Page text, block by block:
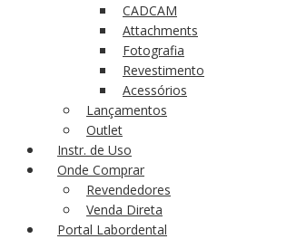
CADCAM
Attachments
Fotografia
Revestimento
Acessórios
Lançamentos
Outlet
Instr. de Uso
Onde Comprar
Revendedores
Venda Direta
Portal Labordental